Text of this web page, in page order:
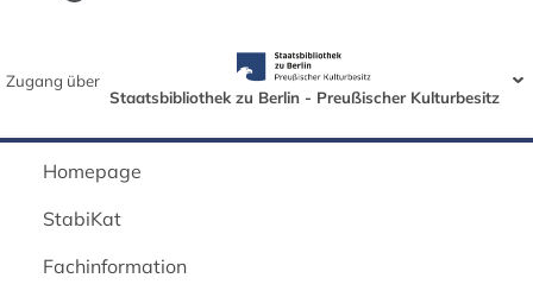
Zugang über
Staatsbibliothek zu Berlin - Preußischer Kulturbesitz
Homepage
StabiKat
Fachinformation